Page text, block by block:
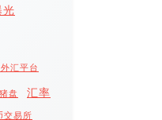
光
汇平台
盘
汇率
交易所